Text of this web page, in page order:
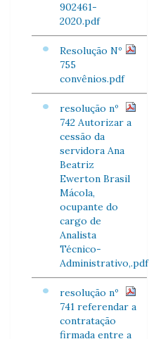
902461-
2020.pdf
Resolução Nº
755
convênios.pdf
resolução nº
742 Autorizar a
cessão da
servidora Ana
Beatriz
Ewerton Brasil
Mácola,
ocupante do
cargo de
Analista
Técnico-
Administrativo,.pdf
resolução nº
741 referendar a
contratação
firmada entre a